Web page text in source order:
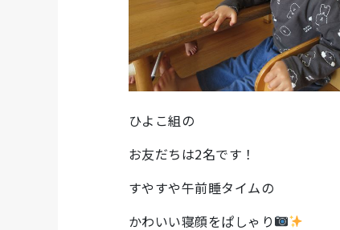
ひよこ組の
お友だちは2名です！
すやすや午前睡タイムの
かわいい寝顔をぱしゃり